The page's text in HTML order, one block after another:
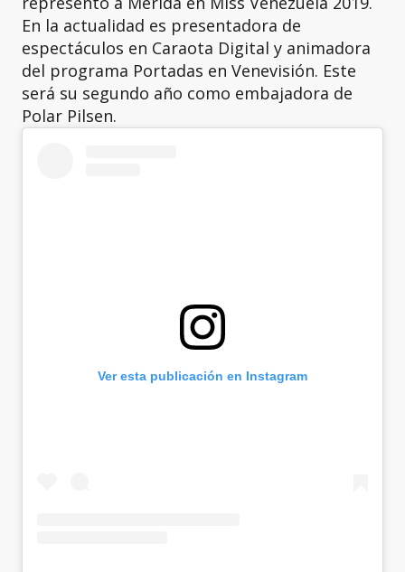
En la actualidad es presentadora de
espectáculos en Caraota Digital y animadora
del programa Portadas en Venevisión. Este
será su segundo año como embajadora de
Polar Pilsen.
Ver esta publicación en Instagram